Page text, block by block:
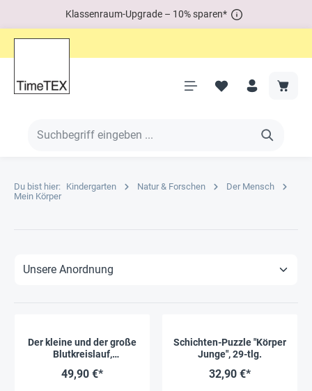
Klassenraum-Upgrade – 10% sparen*
Du bist hier: Kindergarten Natur & Forschen
Der Mensch
Mein Körper
Der kleine und der große
Blutkreislauf,
49,90 €*
Schichten-Puzzle "Körper
Junge", 29-tlg.
32,90 €*